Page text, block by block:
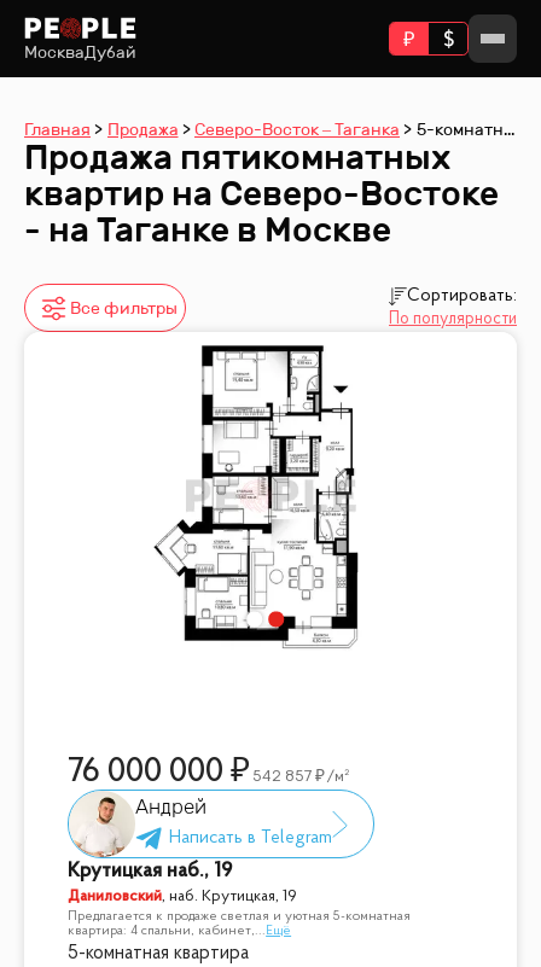
МоскваДубай
Главная Продажа Северо-Восток – Таганка 5-комнатные
Продажа пятикомнатных
квартир на Северо-Востоке
- на Таганке в Москве
Все фильтры
Сортировать:
По популярности
76 000 000 542 857 /м²
Андрей
Крутицкая наб., 19
Даниловский,наб. Крутицкая, 19
Предлагается к продаже светлая и уютная 5-комнатная
квартира: 4 спальни, кабинет,... Ещё
5-комнатная квартира